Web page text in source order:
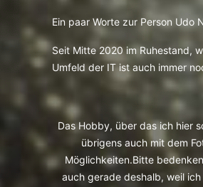
Ein paar Worte zur Person Udo
Seit Mitte 2020 im Ruhestand,
Umfeld der IT ist auch immer
Das Hobby, über das ich hier
übrigens auch mit dem
Möglichkeiten.Bitte
auch gerade deshalb, weil